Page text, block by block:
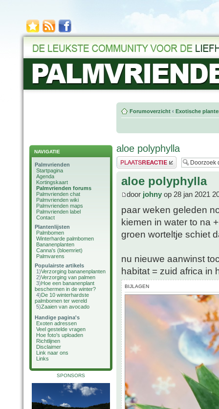
NAVIGATIE
Palmvrienden
Startpagina
Agenda
Kortingskaart
Palmvrienden forums
Palmvrienden chat
Palmvrienden wiki
Palmvrienden maps
Palmvrienden label
Contact
Plantenlijsten
Palmbomen
Winterharde palmbomen
Bananenplanten
Canna's (bloemriet)
Palmvarens
Populairste artikels
1)Verzorging bananenplanten
2)Verzorging van palmen
3)Hoe een bananenplant
beschermen in de winter?
4)De 10 winterhardste
palmbomen ter wereld
5)Zaaien van avocado
Handige pagina's
Exoten adressen
Veel gestelde vragen
Hoe foto's uploaden
Richtlijnen
Disclaimer
Link naar ons
Links
SPONSORS
Forumoverzicht ‹ Exotische
aloe polyphylla
Plaats een reactie
aloe polyphylla
door johny op 28 jan 2021
paar weken geleden
kiemen in water to na
groen worteltje schiet
nu nieuwe aanwinst
habitat = zuid africa in
BIJLAGEN